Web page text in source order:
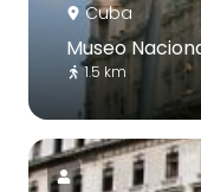
Cuba
Museo
1.5 km